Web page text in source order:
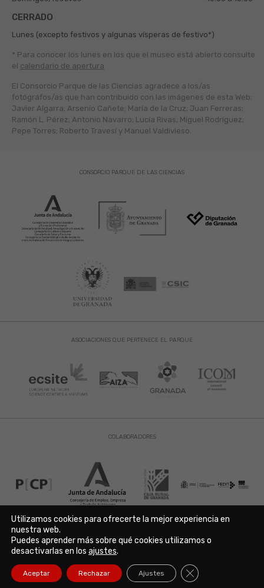
CERRADO
Lunes (excepto festivos y algunas vísperas de festivo*)
* Para conocer los lunes en los que el museo está abierto consulte
el calendario de apertura
El Consorcio Parque de las Ciencias agradece a los/as
fotógráfos/as que han contribuido con las imágenes de esta Web:
Javier Algarra; Arsenio Cañete; María de la Cruz; Juan Ferreras;
Ramón L. Pérez; Antonio Navarro; Lucía Rivas; Miguel Rodríguez;
Pepe Torres; Roberto Travesí y Manuel Valdivieso.
ASOCIACIONES QUE PERTENECE EL PARQUE
CONSORCIO PARQUE DE LAS CIENCIAS
COLABORADORES
Aviso Legal | Política de Privacidad | Política de Cookies
Copyright © 2021. Parque de las Ciencias. Avda. de la Ciencia s/n
18006 Granada. España. Telf.: 958 131 900. Todos los derechos
reservados./
Utilizamos cookies para ofrecerte la mejor experiencia en
nuestra web.
Puedes aprender más sobre qué cookies utilizamos o
desactivarlas en los ajustes.
Aceptar Rechazar Ajustes Cerrar el banner de